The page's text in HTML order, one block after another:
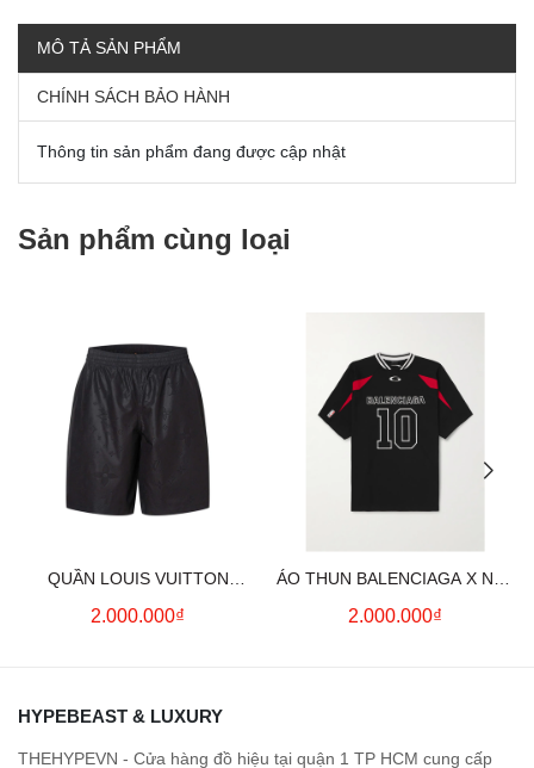
MÔ TẢ SẢN PHẨM
CHÍNH SÁCH BẢO HÀNH
Thông tin sản phẩm đang được cập nhật
Sản phẩm cùng loại
QUẦN LOUIS VUITTON
MONOGRAM MOIRE
2.000.000₫
ÁO THUN BALENCIAGA X NBA
LOGO COTTON JERSEY T-
2.000.000₫
HYPEBEAST & LUXURY
THEHYPEVN - Cửa hàng đồ hiệu tại quận 1 TP HCM cung cấp